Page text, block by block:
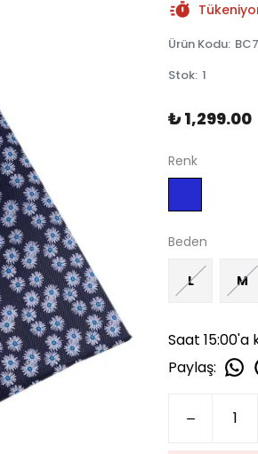
Ürün Kodu:
Stok: 1
₺ 1,299.00
Renk
Beden
L M
Saat 15:00'a
Paylaş: